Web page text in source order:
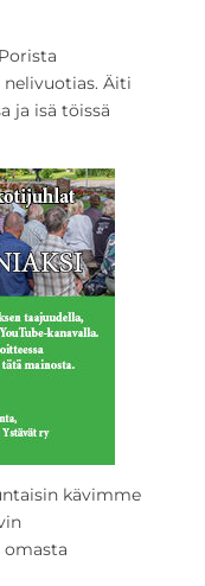
nelivuotias. Äiti
ja isä töissä
kävimme
omasta